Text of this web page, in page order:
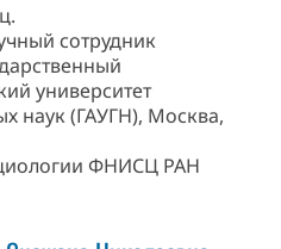
сотрудник
университет
наук (ГАУГН), Москва,
ФНИСЦ РАН